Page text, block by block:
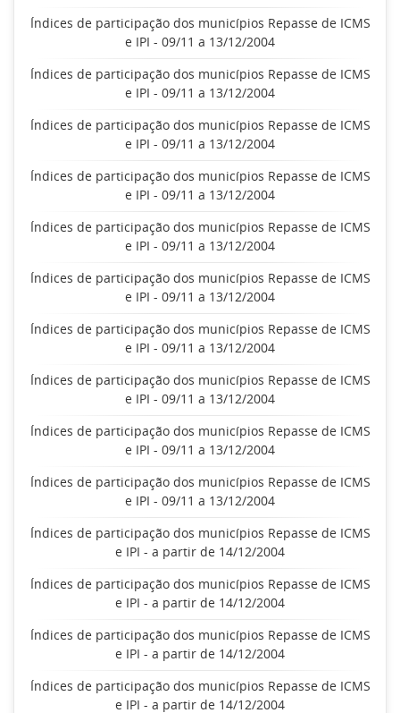
Índices de participação dos municípios Repasse de ICMS
e IPI - 09/11 a 13/12/2004
Índices de participação dos municípios Repasse de ICMS
e IPI - 09/11 a 13/12/2004
Índices de participação dos municípios Repasse de ICMS
e IPI - 09/11 a 13/12/2004
Índices de participação dos municípios Repasse de ICMS
e IPI - 09/11 a 13/12/2004
Índices de participação dos municípios Repasse de ICMS
e IPI - 09/11 a 13/12/2004
Índices de participação dos municípios Repasse de ICMS
e IPI - 09/11 a 13/12/2004
Índices de participação dos municípios Repasse de ICMS
e IPI - 09/11 a 13/12/2004
Índices de participação dos municípios Repasse de ICMS
e IPI - 09/11 a 13/12/2004
Índices de participação dos municípios Repasse de ICMS
e IPI - 09/11 a 13/12/2004
Índices de participação dos municípios Repasse de ICMS
e IPI - 09/11 a 13/12/2004
Índices de participação dos municípios Repasse de ICMS
e IPI - a partir de 14/12/2004
Índices de participação dos municípios Repasse de ICMS
e IPI - a partir de 14/12/2004
Índices de participação dos municípios Repasse de ICMS
e IPI - a partir de 14/12/2004
Índices de participação dos municípios Repasse de ICMS
e IPI - a partir de 14/12/2004